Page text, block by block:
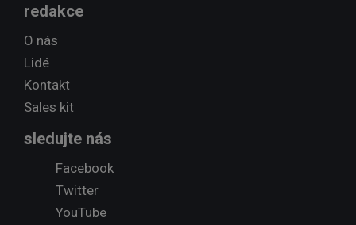
redakce
O nás
Lidé
Kontakt
Sales kit
sledujte nás
Facebook
Twitter
YouTube